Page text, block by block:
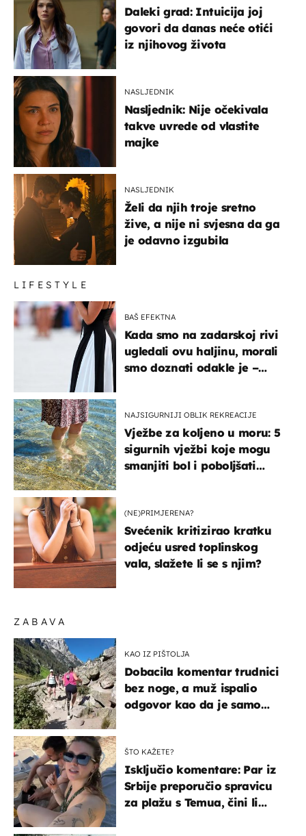
ZABAVA
KAO IZ PIŠTOLJA
Dobacila komentar trudnici
bez noge, a muž ispalio
odgovor kao da je samo
ŠTO KAŽETE?
Isključio komentare: Par iz
Srbije preporučio spravicu
za plažu s Temua, čini li
Daleki grad: Intuicija joj
govori da danas neće otići
iz njihovog života
NASLJEDNIK
Nasljednik: Nije očekivala
takve uvrede od vlastite
majke
NASLJEDNIK
Želi da njih troje sretno
žive, a nije ni svjesna da ga
je odavno izgubila
LIFESTYLE
BAŠ EFEKTNA
Kada smo na zadarskoj rivi
ugledali ovu haljinu, morali
smo doznati odakle je –
NAJSIGURNIJI OBLIK REKREACIJE
Vježbe za koljeno u moru: 5
sigurnih vježbi koje mogu
smanjiti bol i poboljšati
(NE)PRIMJERENA?
Svećenik kritizirao kratku
odjeću usred toplinskog
vala, slažete li se s njim?